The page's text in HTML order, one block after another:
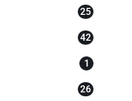
25
42
1
26